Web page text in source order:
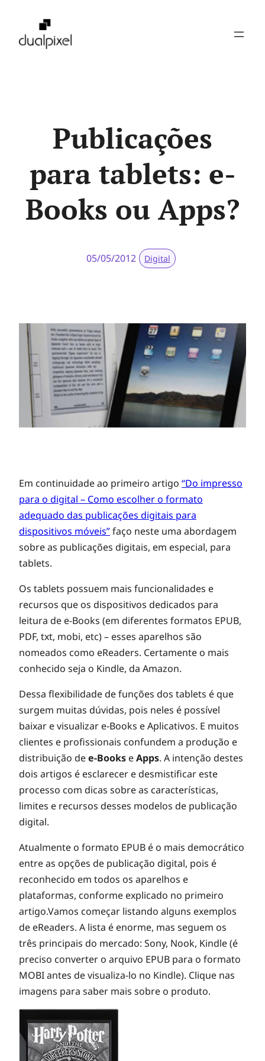
Publicações
para tablets: e-
Books ou Apps?
05/05/2012 Digital
P
u
b
l
i
c
a
ç
õ
e
s
p
a
r
a
t
Em continuidade ao primeiro artigo “Do impresso
para o digital – Como escolher o formato
adequado das publicações digitais para
dispositivos móveis”faço neste uma abordagem
sobre as publicações digitais, em especial, para
tablets.
Os tablets possuem mais funcionalidades e
recursos que os dispositivos dedicados para
leitura de e-Books (em diferentes formatos EPUB,
PDF, txt, mobi, etc) – esses aparelhos são
nomeados como eReaders. Certamente o mais
conhecido seja o Kindle, da Amazon.
Dessa flexibilidade de funções dos tablets é que
surgem muitas dúvidas, pois neles é possível
baixar e visualizar e-Books e Aplicativos. E muitos
clientes e profissionais confundem a produção e
distribuição dee-Books eApps. A intenção destes
dois artigos é esclarecer e desmistificar este
processo com dicas sobre as características,
limites e recursos desses modelos de publicação
digital.
Atualmente o formato EPUB é o mais democrático
entre as opções de publicação digital, pois é
reconhecido em todos os aparelhos e
plataformas, conforme explicado no primeiro
artigo.Vamos começar listando alguns exemplos
de eReaders. A lista é enorme, mas seguem os
três principais do mercado: Sony, Nook, Kindle (é
preciso converter o arquivo EPUB para o formato
MOBI antes de visualiza-lo no Kindle). Clique nas
imagens para saber mais sobre o produto.